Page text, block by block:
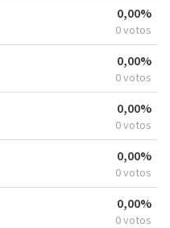
0,00%
0 votos
0,00%
0 votos
0,00%
0 votos
0,00%
0 votos
0,00%
0 votos